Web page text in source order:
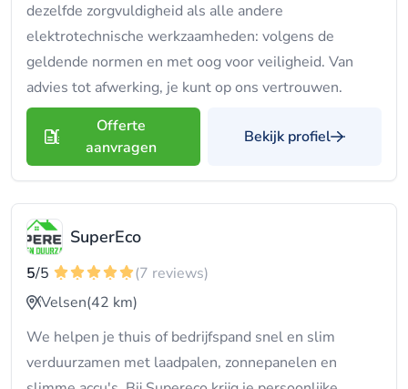
dezelfde zorgvuldigheid als alle andere
elektrotechnische werkzaamheden: volgens de
geldende normen en met oog voor veiligheid. Van
advies tot afwerking, je kunt op ons vertrouwen.
Offerte
aanvragen
Bekijk profiel
SuperEco
5/5
(7 reviews)
Velsen(42 km)
We helpen je thuis of bedrijfspand snel en slim
verduurzamen met laadpalen, zonnepanelen en